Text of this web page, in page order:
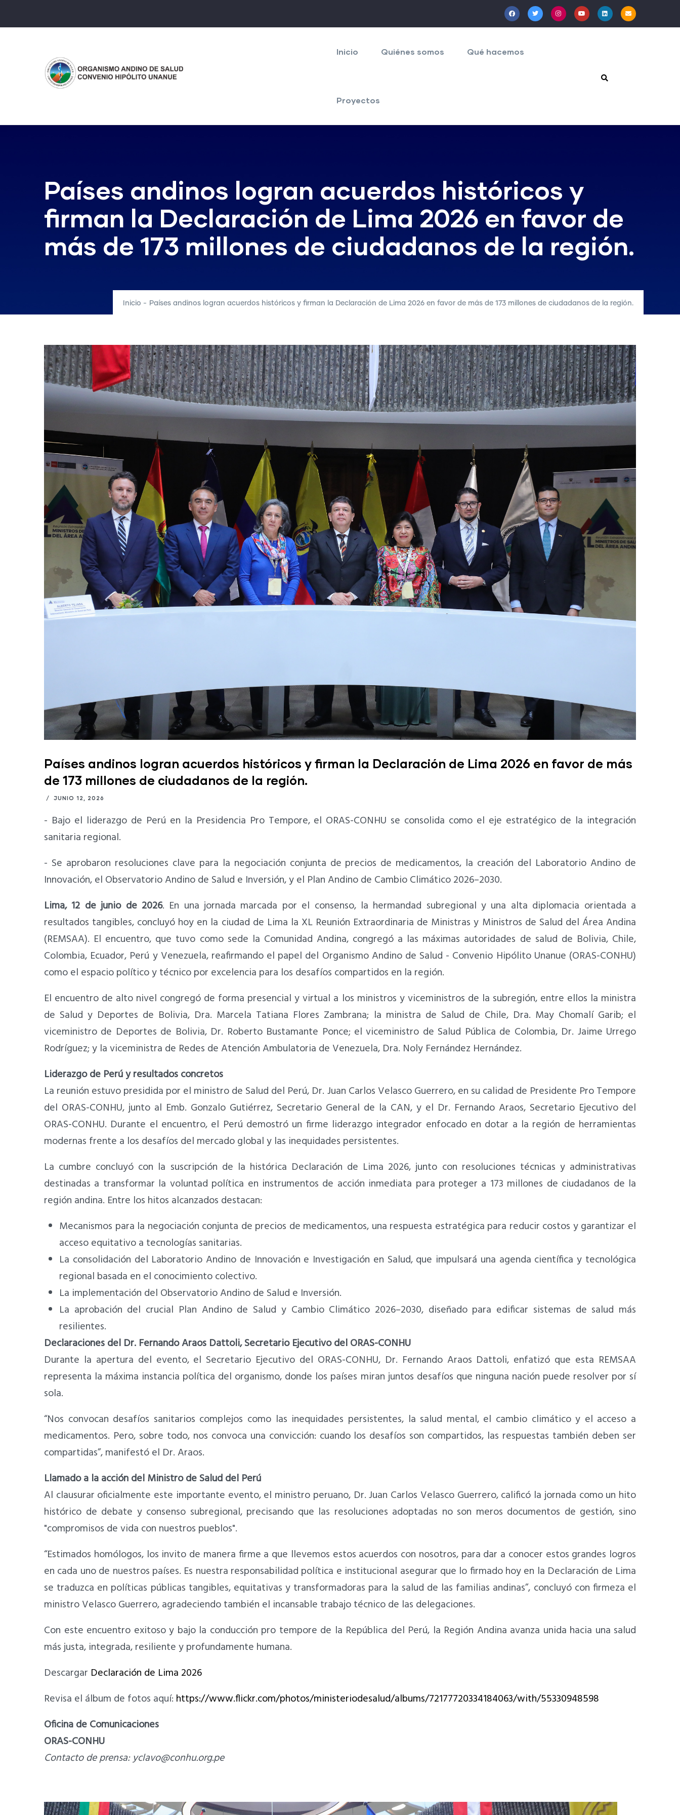
al
principal
Inicio Quiénes somos Qué hacemos
Proyectos
Países andinos logran acuerdos históricos y
firman la Declaración de Lima 2026 en favor de
más de 173 millones de ciudadanos de la región.
Inicio - Países andinos logran acuerdos históricos y firman la Declaración de Lima 2026 en favor de más de 173 millones de ciudadanos de la región.
Países andinos logran acuerdos históricos y firman la Declaración de Lima 2026 en favor de más
de 173 millones de ciudadanos de la región.
/ JUNIO 12, 2026
- Bajo el liderazgo de Perú en la Presidencia Pro Tempore, el ORAS-CONHU se consolida como el eje estratégico de la integración
sanitaria regional.
- Se aprobaron resoluciones clave para la negociación conjunta de precios de medicamentos, la creación del Laboratorio Andino de
Innovación, el Observatorio Andino de Salud e Inversión, y el Plan Andino de Cambio Climático 2026–2030.
Lima, 12 de junio de 2026. En una jornada marcada por el consenso, la hermandad subregional y una alta diplomacia orientada a
resultados tangibles, concluyó hoy en la ciudad de Lima la XL Reunión Extraordinaria de Ministras y Ministros de Salud del Área Andina
(REMSAA). El encuentro, que tuvo como sede la Comunidad Andina, congregó a las máximas autoridades de salud de Bolivia, Chile,
Colombia, Ecuador, Perú y Venezuela, reafirmando el papel del Organismo Andino de Salud - Convenio Hipólito Unanue (ORAS-CONHU)
como el espacio político y técnico por excelencia para los desafíos compartidos en la región.
El encuentro de alto nivel congregó de forma presencial y virtual a los ministros y viceministros de la subregión, entre ellos la ministra
de Salud y Deportes de Bolivia, Dra. Marcela Tatiana Flores Zambrana; la ministra de Salud de Chile, Dra. May Chomalí Garib; el
viceministro de Deportes de Bolivia, Dr. Roberto Bustamante Ponce; el viceministro de Salud Pública de Colombia, Dr. Jaime Urrego
Rodríguez; y la viceministra de Redes de Atención Ambulatoria de Venezuela, Dra. Noly Fernández Hernández.
Liderazgo de Perú y resultados concretos
La reunión estuvo presidida por el ministro de Salud del Perú, Dr. Juan Carlos Velasco Guerrero, en su calidad de Presidente Pro Tempore
del ORAS-CONHU, junto al Emb. Gonzalo Gutiérrez, Secretario General de la CAN, y el Dr. Fernando Araos, Secretario Ejecutivo del
ORAS-CONHU. Durante el encuentro, el Perú demostró un firme liderazgo integrador enfocado en dotar a la región de herramientas
modernas frente a los desafíos del mercado global y las inequidades persistentes.
La cumbre concluyó con la suscripción de la histórica Declaración de Lima 2026, junto con resoluciones técnicas y administrativas
destinadas a transformar la voluntad política en instrumentos de acción inmediata para proteger a 173 millones de ciudadanos de la
región andina. Entre los hitos alcanzados destacan:
Mecanismos para la negociación conjunta de precios de medicamentos, una respuesta estratégica para reducir costos y garantizar el
acceso equitativo a tecnologías sanitarias.
La consolidación del Laboratorio Andino de Innovación e Investigación en Salud, que impulsará una agenda científica y tecnológica
regional basada en el conocimiento colectivo.
La implementación del Observatorio Andino de Salud e Inversión.
La aprobación del crucial Plan Andino de Salud y Cambio Climático 2026–2030, diseñado para edificar sistemas de salud más
resilientes.
Declaraciones del Dr. Fernando Araos Dattoli, Secretario Ejecutivo del ORAS-CONHU
Durante la apertura del evento, el Secretario Ejecutivo del ORAS-CONHU, Dr. Fernando Araos Dattoli, enfatizó que esta REMSAA
representa la máxima instancia política del organismo, donde los países miran juntos desafíos que ninguna nación puede resolver por sí
sola.
“Nos convocan desafíos sanitarios complejos como las inequidades persistentes, la salud mental, el cambio climático y el acceso a
medicamentos. Pero, sobre todo, nos convoca una convicción: cuando los desafíos son compartidos, las respuestas también deben ser
compartidas”, manifestó el Dr. Araos.
Llamado a la acción del Ministro de Salud del Perú
Al clausurar oficialmente este importante evento, el ministro peruano, Dr. Juan Carlos Velasco Guerrero, calificó la jornada como un hito
histórico de debate y consenso subregional, precisando que las resoluciones adoptadas no son meros documentos de gestión, sino
"compromisos de vida con nuestros pueblos".
“Estimados homólogos, los invito de manera firme a que llevemos estos acuerdos con nosotros, para dar a conocer estos grandes logros
en cada uno de nuestros países. Es nuestra responsabilidad política e institucional asegurar que lo firmado hoy en la Declaración de Lima
se traduzca en políticas públicas tangibles, equitativas y transformadoras para la salud de las familias andinas”, concluyó con firmeza el
ministro Velasco Guerrero, agradeciendo también el incansable trabajo técnico de las delegaciones.
Con este encuentro exitoso y bajo la conducción pro tempore de la República del Perú, la Región Andina avanza unida hacia una salud
más justa, integrada, resiliente y profundamente humana.
Descargar Declaración de Lima 2026
Revisa el álbum de fotos aquí: https://www.flickr.com/photos/ministeriodesalud/albums/72177720334184063/with/55330948598
Oficina de Comunicaciones
ORAS-CONHU
Contacto de prensa:yclavo@conhu.org.pe